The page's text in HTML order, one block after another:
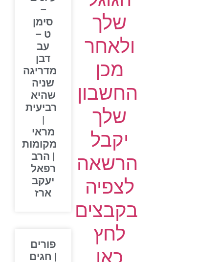
שלך
ולאחר
מכן
החשבון
שלך
יקבל
הרשאה
לצפיה
בקבצים
לחץ
כאן
סימן
ט –
עב
דבן
מדריגה
שניה
שהיא
רביעית
מראי
מקומות
| הרב
רפאל
יעקב
ארז
פורים
| חגים